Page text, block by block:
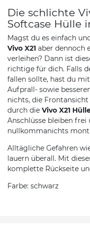
Die schlichte
Softcase Hülle
Magst du es einfach
Vivo X21 aber dennoch
verleihen? Dann ist
richtige für dich. Falls
fallen sollte, hast du
Aufprall- sowie
nichts, die
durch die Vivo X21
Anschlüsse bleiben
nullkommanichts
Alltägliche Gefahren
lauern überall. Mit
komplette Rückseite
Farbe: schwarz